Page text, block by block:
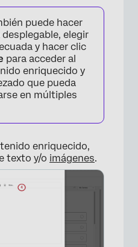
puede hacer
elegir
y hacer clic
para acceder al
enriquecido y
que pueda
en múltiples
enriquecido,
texto y/o imágenes.